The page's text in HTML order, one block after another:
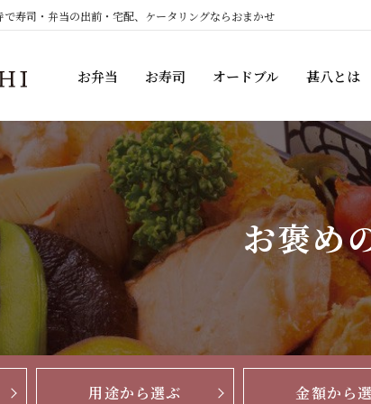
寿司・弁当の出前・宅配、ケータリングならおまかせ
お弁当 お寿司 オードブル 甚八とは
お褒め
用途から選ぶ 金額から